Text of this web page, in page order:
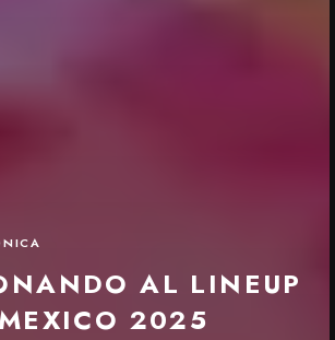
AL LINEUP
2025